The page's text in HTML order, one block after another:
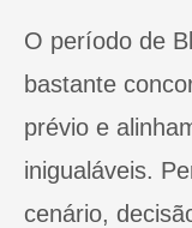
O período de
bastante
prévio e
inigualáveis.
cenário,